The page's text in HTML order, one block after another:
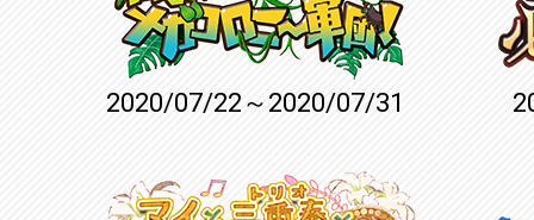
2020/07/22～2020/07/31